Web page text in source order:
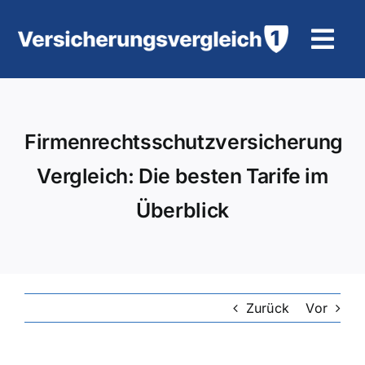
Inhalt
KFZ-Versicherung
Motorradversicherung
Firmenrechtsschutzversicherung
Vergleich: Die besten Tarife im
Überblick
Zurück Vor